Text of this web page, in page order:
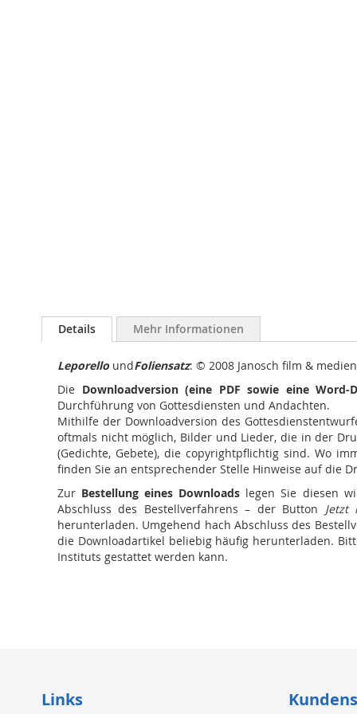
Details
Leporello undFoliensatz: © 2008 Janosch film &
Die Downloadversion (eine PDF sowie eine Word-
Durchführung von Gottesdiensten und Andachten.
Mithilfe der Downloadversion des
oftmals nicht möglich, Bilder und Lieder, die in der
(Gedichte, Gebete), die copyrightpflichtig sind. Wo
finden Sie an entsprechender Stelle Hinweise auf die
Zur Bestellung eines Downloads legen Sie diesen
Abschluss des Bestellverfahrens – der Button Jetzt
herunterladen. Umgehend hach Abschluss des
die Downloadartikel beliebig häufig herunterladen.
Instituts gestattet werden kann.
Mehr Informationen
Links